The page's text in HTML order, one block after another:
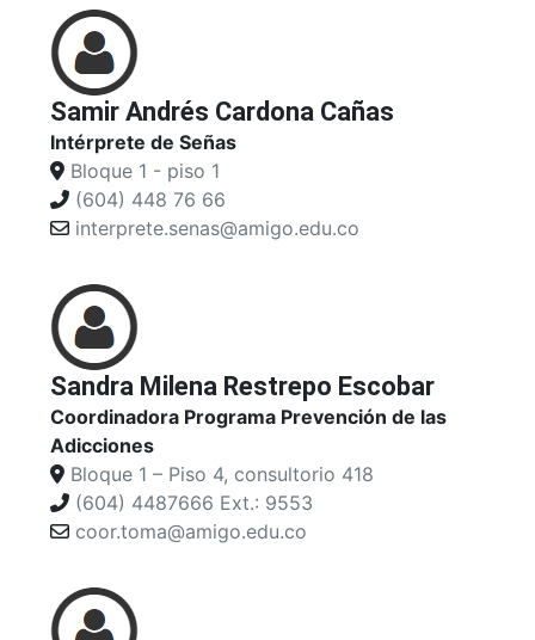
Samir Andrés Cardona Cañas
Intérprete de Señas
Bloque 1 - piso 1
(604) 448 76 66
interprete.senas@amigo.edu.co
Sandra Milena Restrepo Escobar
Coordinadora Programa Prevención de las
Adicciones
Bloque 1 – Piso 4, consultorio 418
(604) 4487666 Ext.: 9553
coor.toma@amigo.edu.co